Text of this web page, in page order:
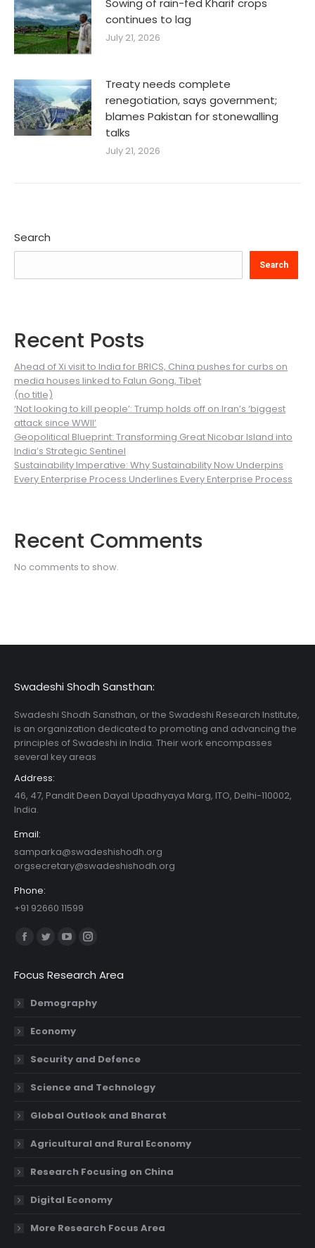
Sowing of rain-fed Kharif crops
continues to lag
July 21, 2026
Treaty needs complete
renegotiation, says government;
blames Pakistan for stonewalling
talks
July 21, 2026
Search
Search
Recent Posts
Ahead of Xi visit to India for BRICS, China pushes for curbs on
media houses linked to Falun Gong, Tibet
(no title)
‘Not looking to kill people’: Trump holds off on Iran’s ‘biggest
attack since WWII’
Geopolitical Blueprint: Transforming Great Nicobar Island into
India’s Strategic Sentinel
Sustainability Imperative: Why Sustainability Now Underpins
Every Enterprise Process Underlines Every Enterprise Process
Recent Comments
No comments to show.
Swadeshi Shodh Sansthan:
Swadeshi Shodh Sansthan, or the Swadeshi Research Institute,
is an organization dedicated to promoting and advancing the
principles of Swadeshi in India. Their work encompasses
several key areas
Address:
46, 47, Pandit Deen Dayal Upadhyaya Marg, ITO, Delhi-110002,
India.
Email:
samparka@swadeshishodh.org
orgsecretary@swadeshishodh.org
Phone:
+91 92660 11599
Find us on:
Facebook
opens
in
window
Twitter
opens
in
window
YouTube
opens
in
window
Instagram
opens
in
Focus Research Area
Demography
Economy
Security and Defence
Science and Technology
Global Outlook and Bharat
Agricultural and Rural Economy
Research Focusing on China
Digital Economy
More Research Focus Area